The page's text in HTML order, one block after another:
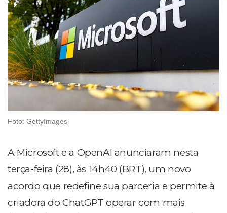
Foto: GettyImages
A Microsoft e a OpenAI anunciaram nesta
terça-feira (28), às 14h40 (BRT), um novo
acordo que redefine sua parceria e permite à
criadora do ChatGPT operar com mais